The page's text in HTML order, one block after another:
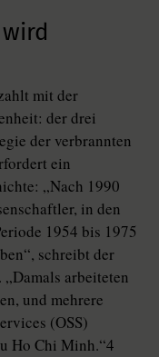
mit der
der drei
der verbrannten
ein
„Nach 1990
in den
1954 bis 1975
schreibt der
arbeiteten
und mehrere
(OSS)
Ho Chi Minh.“4